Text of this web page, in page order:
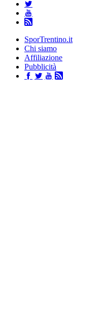
SporTrentino.it
Chi siamo
Affiliazione
Pubblicità